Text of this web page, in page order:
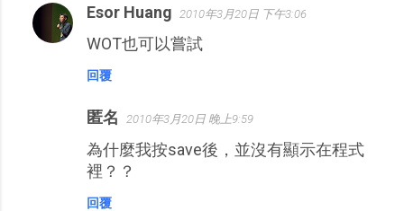
Esor Huang 2010年3月20日 下午3:06
WOT也可以嘗試
回覆
匿名 2010年3月20日 晚上9:59
為什麼我按save後，並沒有顯示在程式
裡？？
回覆